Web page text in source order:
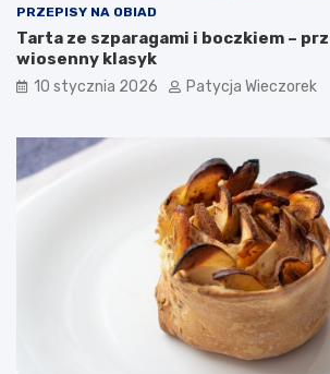
PRZEPISY NA OBIAD
Tarta ze szparagami i boczkiem –
wiosenny klasyk
10 stycznia 2026 Patycja Wieczorek